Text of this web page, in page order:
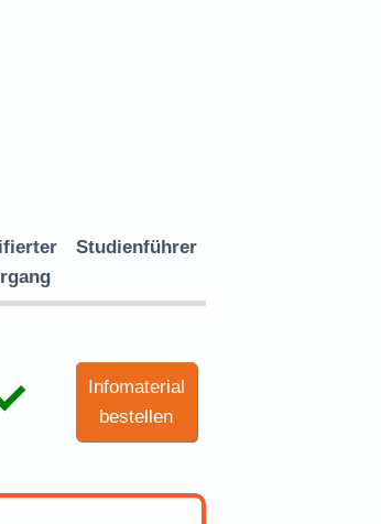
Studienführer
Infomaterial
bestellen